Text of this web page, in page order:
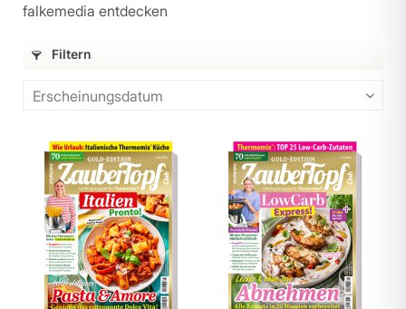
falkemedia entdecken
Filtern